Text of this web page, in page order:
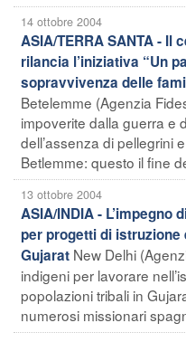
14 ottobre 2004
ASIA/TERRA SANTA - Il
rilancia l’iniziativa “Un
sopravvivenza delle
Betelemme (Agenzia
impoverite dalla guerra e
dell’assenza di pellegrini
Betlemme: questo il fine
13 ottobre 2004
ASIA/INDIA -
per progetti di
Gujarat New Delhi
indigeni per lavorare
popolazioni tribali in
numerosi missionari